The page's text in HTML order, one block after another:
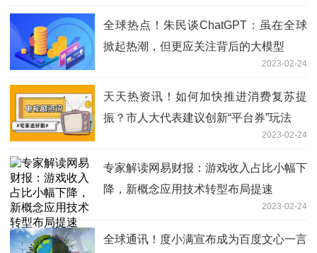
全球热点！朱民谈ChatGPT：虽在全球
掀起热潮，但更应关注背后的大模型
2023-02-24
天天热资讯！如何加快推进消费复苏提
振？市人大代表建议创新“平台券”玩法
2023-02-24
专家解读网易财报：游戏收入占比小幅下
降，新概念应用技术转型布局提速
2023-02-24
全球通讯！度小满宣布成为百度文心一言